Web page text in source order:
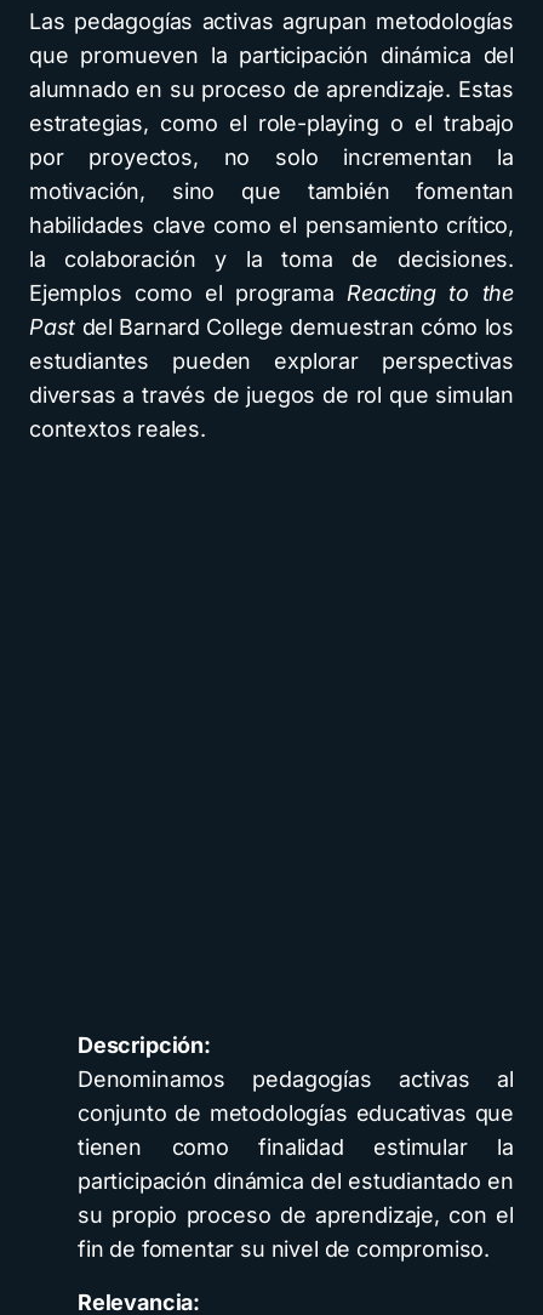
Las pedagogías activas agrupan metodologías
que promueven la participación dinámica del
alumnado en su proceso de aprendizaje. Estas
estrategias, como el role-playing o el trabajo
por proyectos, no solo incrementan la
motivación, sino que también fomentan
habilidades clave como el pensamiento crítico,
la colaboración y la toma de decisiones.
Ejemplos como el programa Reacting to the
Past del Barnard College demuestran cómo los
estudiantes pueden explorar perspectivas
diversas a través de juegos de rol que simulan
contextos reales.
Descripción:
Denominamos pedagogías activas al
conjunto de metodologías educativas que
tienen como finalidad estimular la
participación dinámica del estudiantado en
su propio proceso de aprendizaje, con el
fin de fomentar su nivel de compromiso.
Relevancia: